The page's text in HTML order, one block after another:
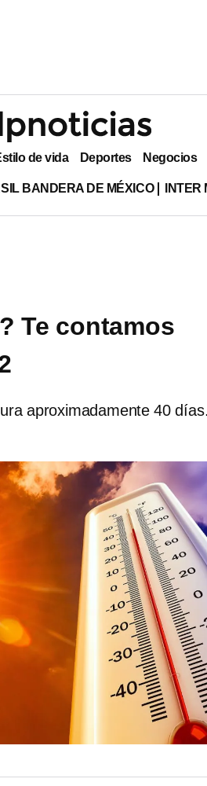
de vida Deportes Negocios
BANDERA DE MÉXICO
Te contamos
aproximadamente 40